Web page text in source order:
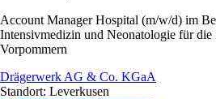
Account Manager Hospital (m/w/d) im
Intensivmedizin und Neonatologie für
Vorpommern
Drägerwerk AG & Co. KGaA
Standort: Leverkusen